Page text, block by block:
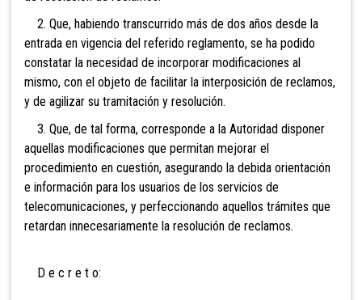
2. Que, habiendo transcurrido más de dos años desde la
entrada en vigencia del referido reglamento, se ha podido
constatar la necesidad de incorporar modificaciones al
mismo, con el objeto de facilitar la interposición de reclamos,
y de agilizar su tramitación y resolución.
3. Que, de tal forma, corresponde a la Autoridad disponer
aquellas modificaciones que permitan mejorar el
procedimiento en cuestión, asegurando la debida orientación
e información para los usuarios de los servicios de
telecomunicaciones, y perfeccionando aquellos trámites que
retardan innecesariamente la resolución de reclamos.
D e c r e t o: